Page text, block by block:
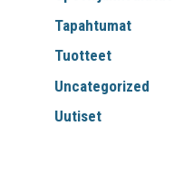
Tapahtumat
Tuotteet
Uncategorized
Uutiset